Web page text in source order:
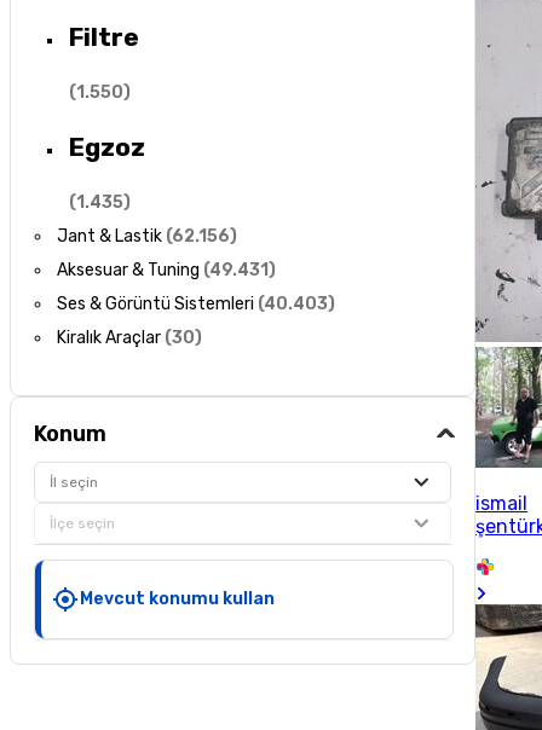
Filtre
(1.550)
Egzoz
(1.435)
Jant & Lastik (62.156)
Aksesuar & Tuning (49.431)
Ses & Görüntü Sistemleri (40.403)
Kiralık Araçlar (30)
Konum
İl seçin
İlçe seçin
Mevcut konumu kullan
ismail